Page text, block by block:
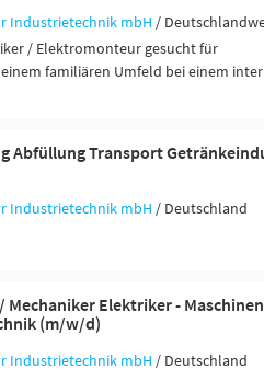
Industrietechnik mbH /
/ Elektromonteur gesucht für
familiären Umfeld bei einem
Abfüllung Transport
Industrietechnik mbH / Deutschland
Elektriker -
(m/w/d)
Industrietechnik mbH / Deutschland